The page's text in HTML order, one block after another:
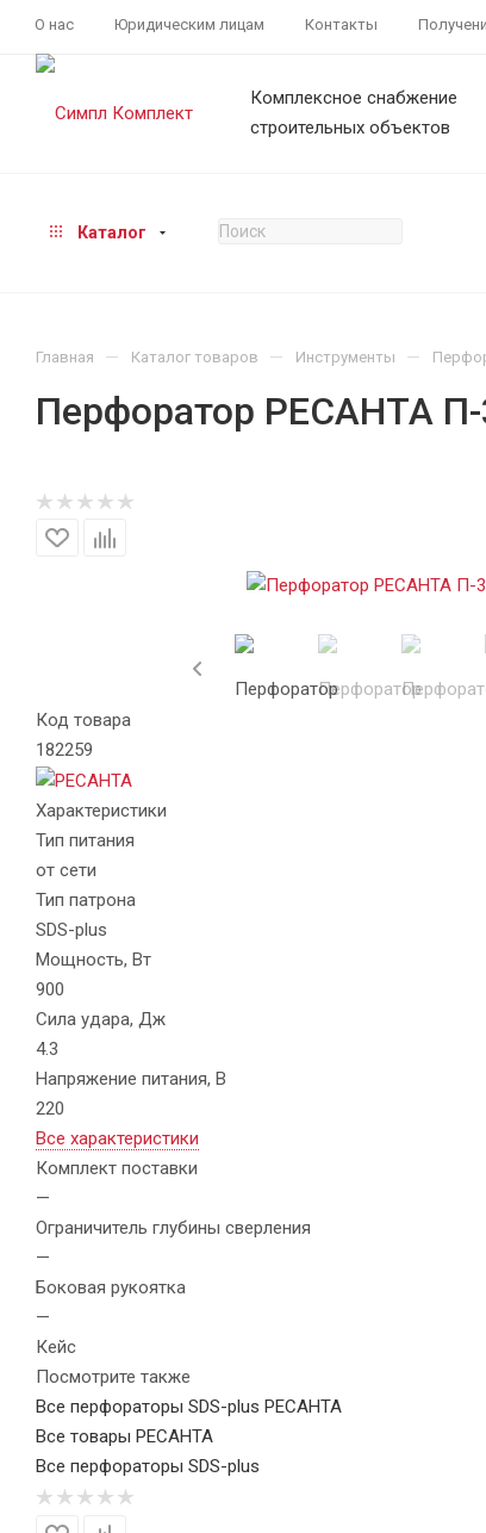
О нас Юридическим лицам Контакты
Комплексное снабжение
строительных объектов
Каталог
Главная — Каталог товаров — Инструменты —
Перфоратор РЕСАНТА
Код товара
182259
Характеристики
Тип питания
от сети
Тип патрона
SDS-plus
Мощность, Вт
900
Сила удара, Дж
4.3
Напряжение питания, В
220
Все характеристики
Комплект поставки
—
Ограничитель глубины сверления
—
Боковая рукоятка
—
Кейс
Посмотрите также
Все перфораторы SDS-plus РЕСАНТА
Все товары РЕСАНТА
Все перфораторы SDS-plus